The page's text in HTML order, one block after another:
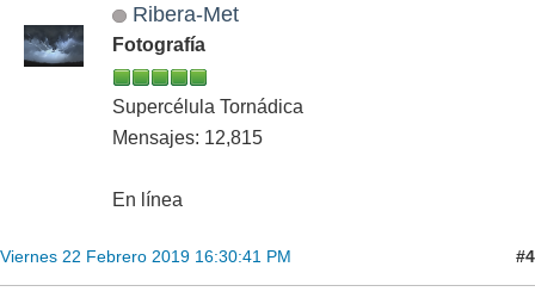
Ribera-Met
Fotografía
Supercélula Tornádica
Mensajes: 12,815
En línea
Viernes 22 Febrero 2019 16:30:41 PM #4